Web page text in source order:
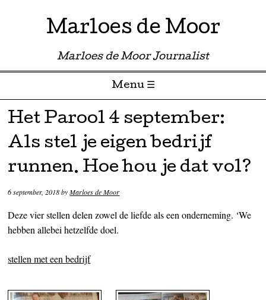
Marloes de Moor
Marloes de Moor Journalist
Menu ☰
Skip to content
Het Parool 4 september:
Als stel je eigen bedrijf
runnen. Hoe hou je dat vol?
6 september, 2018byMarloes de Moor
Deze vier stellen delen zowel de liefde als een onderneming. ‘We
hebben allebei hetzelfde doel.
stellen met een bedrijf